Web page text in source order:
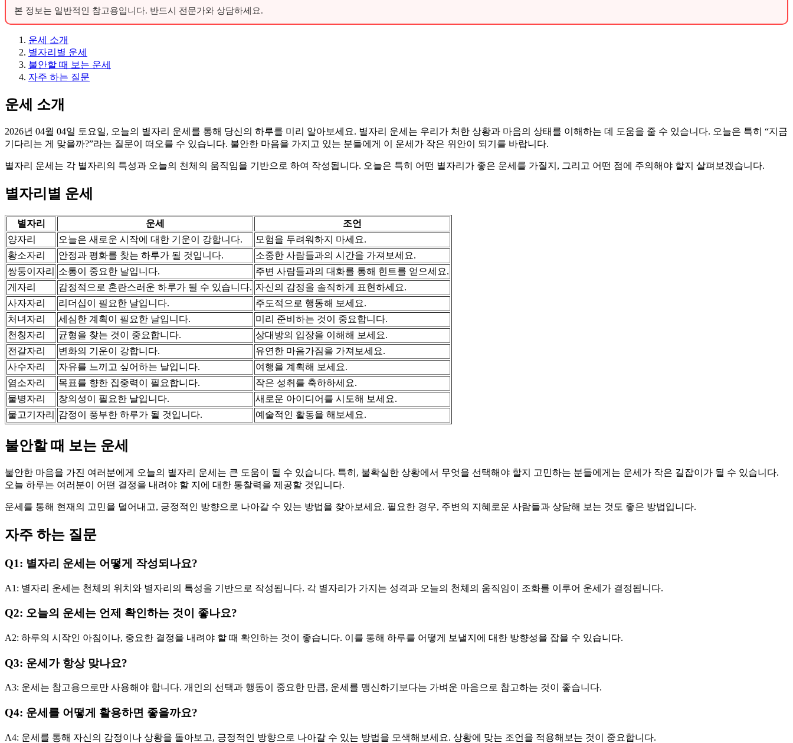
본 정보는 일반적인 참고용입니다. 반드시 전문가와 상담하세요.
운세 소개
별자리별 운세
불안할 때 보는 운세
자주 하는 질문
운세 소개
2026년 04월 04일 토요일, 오늘의 별자리 운세를 통해 당신의 하루를 미리 알아보세요. 별자리 운세는 우리가 처한 상황과 마음의 상태를 이해하는 데 도움을 줄 수 있습니다. 오늘은 특히 “지금
기다리는 게 맞을까?”라는 질문이 떠오를 수 있습니다. 불안한 마음을 가지고 있는 분들에게 이 운세가 작은 위안이 되기를 바랍니다.
별자리 운세는 각 별자리의 특성과 오늘의 천체의 움직임을 기반으로 하여 작성됩니다. 오늘은 특히 어떤 별자리가 좋은 운세를 가질지, 그리고 어떤 점에 주의해야 할지 살펴보겠습니다.
별자리별 운세
별자리 운세
조언
양자리
오늘은 새로운 시작에 대한 기운이 강합니다.
모험을 두려워하지 마세요.
황소자리
안정과 평화를 찾는 하루가 될 것입니다.
소중한 사람들과의 시간을 가져보세요.
쌍둥이자리
소통이 중요한 날입니다.
주변 사람들과의 대화를 통해 힌트를 얻으세요.
게자리
감정적으로 혼란스러운 하루가 될 수 있습니다. 자신의 감정을 솔직하게 표현하세요.
사자자리
리더십이 필요한 날입니다.
주도적으로 행동해 보세요.
처녀자리
세심한 계획이 필요한 날입니다.
미리 준비하는 것이 중요합니다.
천칭자리
균형을 찾는 것이 중요합니다.
상대방의 입장을 이해해 보세요.
전갈자리
변화의 기운이 강합니다.
유연한 마음가짐을 가져보세요.
사수자리
자유를 느끼고 싶어하는 날입니다.
여행을 계획해 보세요.
염소자리
목표를 향한 집중력이 필요합니다.
작은 성취를 축하하세요.
물병자리
창의성이 필요한 날입니다.
새로운 아이디어를 시도해 보세요.
물고기자리
감정이 풍부한 하루가 될 것입니다. 예술적인 활동을 해보세요.
불안할 때 보는 운세
불안한 마음을 가진 여러분에게 오늘의 별자리 운세는 큰 도움이 될 수 있습니다. 특히, 불확실한 상황에서 무엇을 선택해야 할지 고민하는 분들에게는 운세가 작은 길잡이가 될 수 있습니다.
오늘 하루는 여러분이 어떤 결정을 내려야 할 지에 대한 통찰력을 제공할 것입니다.
운세를 통해 현재의 고민을 덜어내고, 긍정적인 방향으로 나아갈 수 있는 방법을 찾아보세요. 필요한 경우, 주변의 지혜로운 사람들과 상담해 보는 것도 좋은 방법입니다.
자주 하는 질문
Q1: 별자리 운세는 어떻게 작성되나요?
A1: 별자리 운세는 천체의 위치와 별자리의 특성을 기반으로 작성됩니다. 각 별자리가 가지는 성격과 오늘의 천체의 움직임이 조화를 이루어 운세가 결정됩니다.
Q2: 오늘의 운세는 언제 확인하는 것이 좋나요?
A2: 하루의 시작인 아침이나, 중요한 결정을 내려야 할 때 확인하는 것이 좋습니다. 이를 통해 하루를 어떻게 보낼지에 대한 방향성을 잡을 수 있습니다.
Q3: 운세가 항상 맞나요?
A3: 운세는 참고용으로만 사용해야 합니다. 개인의 선택과 행동이 중요한 만큼, 운세를 맹신하기보다는 가벼운 마음으로 참고하는 것이 좋습니다.
Q4: 운세를 어떻게 활용하면 좋을까요?
A4: 운세를 통해 자신의 감정이나 상황을 돌아보고, 긍정적인 방향으로 나아갈 수 있는 방법을 모색해보세요. 상황에 맞는 조언을 적용해보는 것이 중요합니다.